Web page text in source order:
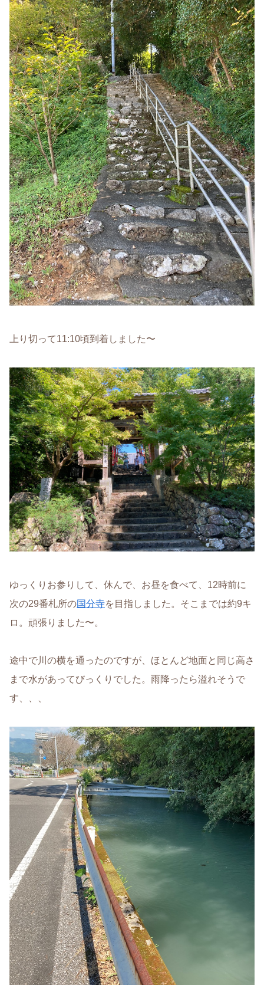
上り切って11:10頃到着しました〜
ゆっくりお参りして、休んで、お昼を食べて、12時前に
次の29番札所の国分寺を目指しました。そこまでは約9キ
ロ。頑張りました〜。
途中で川の横を通ったのですが、ほとんど地面と同じ高さ
まで水があってびっくりでした。雨降ったら溢れそうで
す、、、